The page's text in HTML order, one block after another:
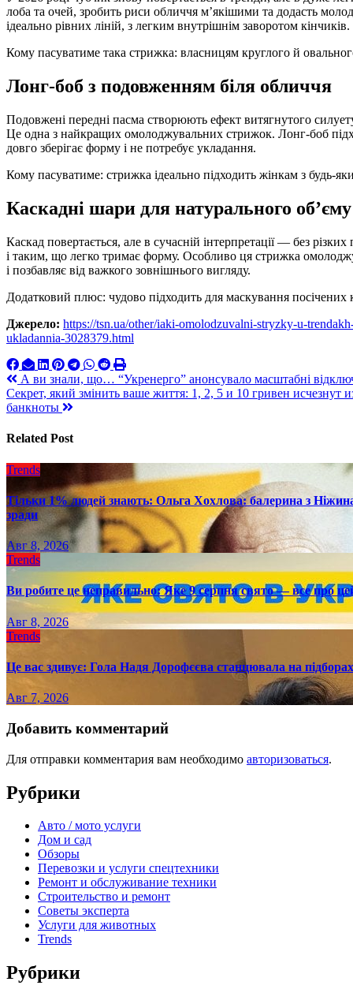
лоба та очей, зробить риси обличчя м’якішими та додасть
ідеально рівних ліній, з легким внутрішнім заворотом кінчиків.
Кому пасуватиме така стрижка: власницям круглого й
Лонг-боб з подовженням біля обличчя
Подовжені передні пасма створюють ефект витягнутого
Це одна з найкращих омолоджувальних стрижок. Лонг-боб
довго зберігає форму і не потребує укладання.
Кому пасуватиме: стрижка ідеально підходить жінкам з будь-
Каскадні шари для натурального об’єму
Каскад повертається, але в сучасній інтерпретації — без
і таким, що легко тримає форму. Особливо ця стрижка
і позбавляє від важкого зовнішнього вигляду.
Додатковий плюс: чудово підходить для маскування посічених
Джерело: https://tsn.ua/other/iaki-omolodzuvalni-stryzky-u-
ukladannia-3028379.html
Навигация
по
А ви знали, що… “Укренерго” анонсувало масштабні
Секрет, який змінить ваше життя: 1, 2, 5 и 10 гривен исчезнут
банкноты
Related Post
Trends
Тільки 1% людей знають: Ольга Хохлова: балерина з
зради
Авг 8, 2026
Trends
Ви робите це неправильно: Яке 9 серпня свято — все про
Авг 8, 2026
Trends
Це вас здивує: Гола Надя Дорофєєва станцювала на
Авг 7, 2026
Добавить комментарий
Для отправки комментария вам необходимо авторизоваться.
Рубрики
Авто / мото услуги
Дом и сад
Обзоры
Перевозки и услуги спецтехники
Ремонт и обслуживание техники
Строительство и ремонт
Советы эксперта
Услуги для животных
Trends
Рубрики